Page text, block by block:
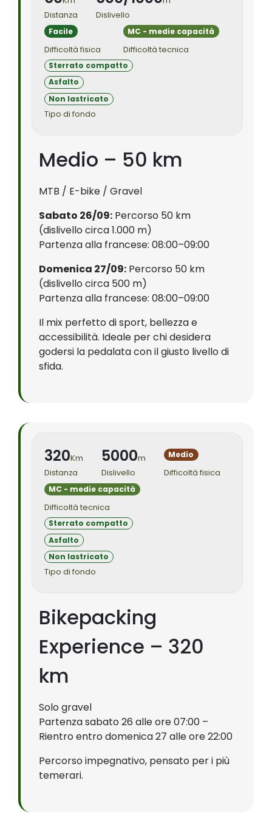
Distanza
Dislivello
Facile
Difficoltà fisica
MC - medie capacità
Difficoltà tecnica
Sterrato compatto
Asfalto
Non lastricato
Tipo di fondo
Medio – 50 km
MTB / E-bike / Gravel
Sabato 26/09: Percorso 50 km
(dislivello circa 1.000 m)
Partenza alla francese: 08:00–09:00
Domenica 27/09: Percorso 50 km
(dislivello circa 500 m)
Partenza alla francese: 08:00–09:00
Il mix perfetto di sport, bellezza e
accessibilità. Ideale per chi desidera
godersi la pedalata con il giusto livello di
sfida.
320Km
Distanza
5000m
Dislivello
Medio
Difficoltà fisica
MC - medie capacità
Difficoltà tecnica
Sterrato compatto
Asfalto
Non lastricato
Tipo di fondo
Bikepacking
Experience – 320
km
Solo gravel
Partenza sabato 26 alle ore 07:00 –
Rientro entro domenica 27 alle ore 22:00
Percorso impegnativo, pensato per i più
temerari.